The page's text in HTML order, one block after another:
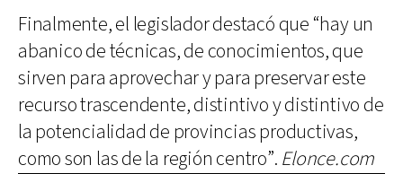
Finalmente, el legislador destacó que “hay un
abanico de técnicas, de conocimientos, que
sirven para aprovechar y para preservar este
recurso trascendente, distintivo y distintivo de
la potencialidad de provincias productivas,
como son las de la región centro”. Elonce.com